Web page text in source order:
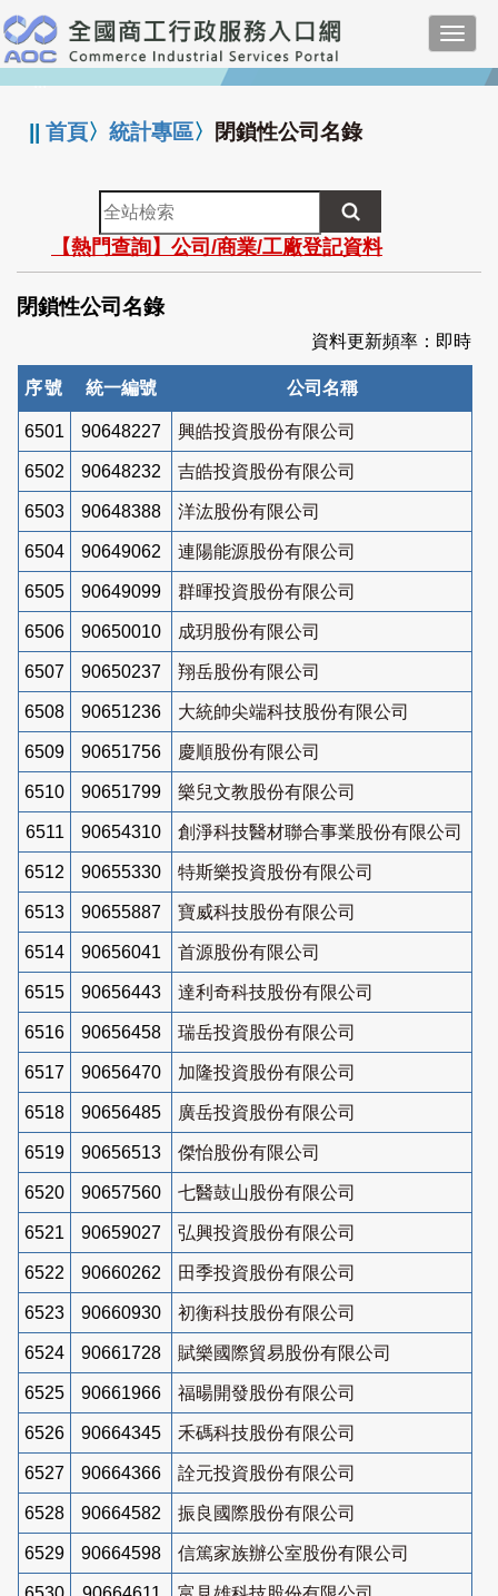
跳
到
主
要
:::
||首頁〉統計專區〉 閉鎖性公司名錄
全
站
檢
索
【熱門查詢】公司/商業/工廠登記資料
閉鎖性公司名錄
資料更新頻率：即時
序號 統一編號 公司名稱
6501 90648227 興皓投資股份有限公司
6502 90648232 吉皓投資股份有限公司
6503 90648388 洋汯股份有限公司
6504 90649062 連陽能源股份有限公司
6505 90649099 群暉投資股份有限公司
6506 90650010 成玥股份有限公司
6507 90650237 翔岳股份有限公司
6508 90651236 大統帥尖端科技股份有限公司
6509 90651756 慶順股份有限公司
6510 90651799 樂兒文教股份有限公司
6511 90654310 創淨科技醫材聯合事業股份有限公司
6512 90655330 特斯樂投資股份有限公司
6513 90655887 寶威科技股份有限公司
6514 90656041 首源股份有限公司
6515 90656443 達利奇科技股份有限公司
6516 90656458 瑞岳投資股份有限公司
6517 90656470 加隆投資股份有限公司
6518 90656485 廣岳投資股份有限公司
6519 90656513 傑怡股份有限公司
6520 90657560 七醫鼓山股份有限公司
6521 90659027 弘興投資股份有限公司
6522 90660262 田季投資股份有限公司
6523 90660930 初衡科技股份有限公司
6524 90661728 賦樂國際貿易股份有限公司
6525 90661966 福暘開發股份有限公司
6526 90664345 禾碼科技股份有限公司
6527 90664366 詮元投資股份有限公司
6528 90664582 振良國際股份有限公司
6529 90664598 信篤家族辦公室股份有限公司